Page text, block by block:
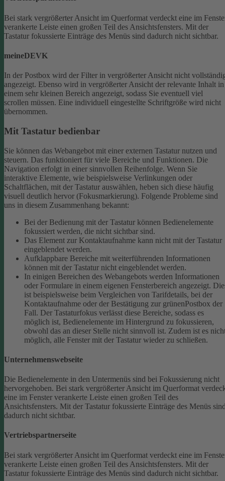
Bei stark vergrößerter Ansicht im Querformat verdeckt eine im
verankerte Leiste einen großen Teil des Ansichtsfensters. Mit der
Tastatur fokussierte Einträge des Menüs sind dadurch nicht sichtbar.
meineDEVK
In der Postbox wird der Filter in vergrößerter Ansicht nicht
angezeigt. Ebenso wird in vergrößerter Ansicht der relevante Inhalt in
einem sehr kleinen Bereich angezeigt, sodass Sie eventuell viel
scrollen müssen. Eine individuell eingestellte Schriftgröße wird nicht
übernommen.
Mit Tastatur bedienbar
Sie können das Webangebot mit einer externen Tastatur nutzen und
steuern. Das funktioniert für viele Bereiche und Funktionen. Die
Navigation erfolgt in einer sinnvollen Reihenfolge. Wenn Sie
interaktive Elemente, wie beispielsweise Verlinkungen oder
Schaltflächen, mit der Tastatur auswählen, heben sich diese häufig
visuell deutlich hervor (Fokusmarkierung). Folgende Probleme sind
uns in diesem Zusammenhang bekannt:
Bei der Bedienung mit der Tastatur können Bedienelemente
fokussiert werden, die nicht sichtbar sind.
Das Element zur Kontaktaufnahme kann nicht mit der Tastatur
eingeblendet werden.
Aufklappbare Bereiche mit weiterführenden Informationen
können mit der Tastatur nicht eingeblendet werden.
In einigen Bereichen des Webangebots werden Informationen
oder Formulare in einem eigenen Fensterbereich angezeigt.
ist beispielsweise beim Vergleichen von Tarifdetails, bei der
Kontaktaufnahme oder der Bestätigung zur grünenPostbox der
Fall. Der Tastaturfokus verlässt diese Bereiche, sodass es
möglich ist, Bedienelemente im Hintergrund zu fokussieren,
obwohl das an dieser Stelle nicht sinnvoll ist. Zudem ist es
möglich, alle Fenster mit der Tastatur wieder zu schließen.
Unternehmenswebseite
Die Bedienelemente in den Untermenüs sind bei Fokussierung nicht
hervorgehoben. Bei stark vergrößerter Ansicht im Querformat
eine im Fenster verankerte Leiste einen großen Teil des
Ansichtsfensters. Mit der Tastatur fokussierte Einträge des Menüs
dadurch nicht sichtbar.
Vertriebspartnerseite
Bei stark vergrößerter Ansicht im Querformat verdeckt eine im
verankerte Leiste einen großen Teil des Ansichtsfensters. Mit der
Tastatur fokussierte Einträge des Menüs sind dadurch nicht sichtbar.